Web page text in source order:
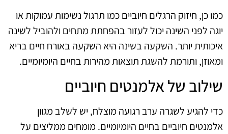
כמו כן, חיזוק הרגלים חיוביים כמו תרגול נשימות עמוקות או
יוגה לפני השינה יכול לעזור בהפחתת מתחים ולהוביל לשינה
איכותית יותר. השקעה בשינה היא השקעה באורח חיים בריא
ומאוזן, ותורמת להשגת תוצאות מהירות בחיים היומיומיים.
שילוב של אלמנטים חיוביים
כדי להגיע לשגרה ערב רגועה מוצלח, יש לשלב מגוון
אלמנטים חיוביים בחיים היומיומיים. מומחים ממליצים על